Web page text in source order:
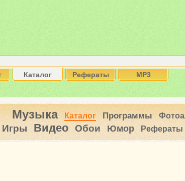
Каталог Рефераты MP3
Музыка Каталог Программы
Игры Видео Обои Юмор Рефераты